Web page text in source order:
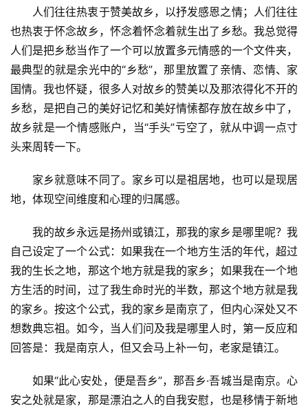
人们往往热衷于赞美故乡，以抒发感恩之情；人们往往
也热衷于怀念故乡，怀念着怀念着就生出了乡愁。我总觉得
人们是把乡愁当作了一个可以放置多元情感的一个文件夹，
最典型的就是余光中的“乡愁”，那里放置了亲情、恋情、家
国情。我也怀疑，很多人对故乡的赞美以及那浓得化不开的
乡愁，是把自己的美好记忆和美好情愫都存放在故乡中了，
故乡就是一个情感账户，当“手头”亏空了，就从中调一点寸
头来周转一下。
家乡就意味不同了。家乡可以是祖居地，也可以是现居
地，体现空间维度和心理的归属感。
我的故乡永远是扬州或镇江，那我的家乡是哪里呢？我
自己设定了一个公式：如果我在一个地方生活的年代，超过
我的生长之地，那这个地方就是我的家乡；如果我在一个地
方生活的时间，过了我生命时光的半数，那这个地方就是我
的家乡。按这个公式，我的家乡是南京了，但内心深处又不
想数典忘祖。如今，当人们问及我是哪里人时，第一反应和
回答是：我是南京人，但又会马上补一句，老家是镇江。
如果“此心安处，便是吾乡”，那吾乡·吾城当是南京。心
安之处就是家，那是漂泊之人的自我安慰，也是移情于新地